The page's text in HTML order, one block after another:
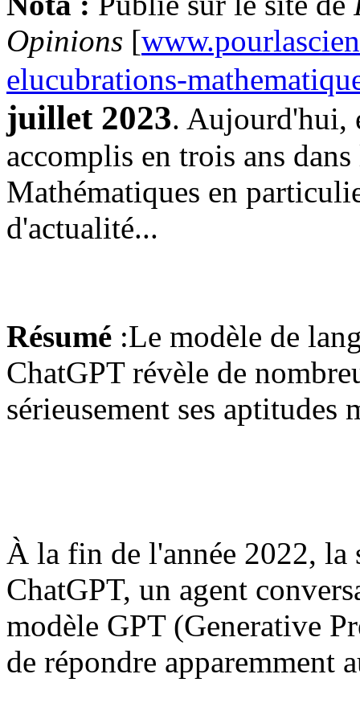
Opinions [
elucubrations-
juillet 2023. Aujourd'hui,
accomplis en trois ans
Mathématiques en
d'actualité...
Résumé :Le modèle de
ChatGPT révèle de
sérieusement ses aptitudes
À la fin de l'année 2022,
ChatGPT, un agent
modèle GPT (Generative
de répondre apparemment